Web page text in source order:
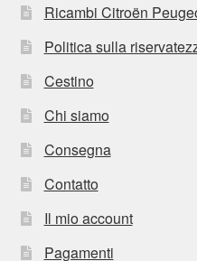
Ricambi Citroën
Politica sulla
Cestino
Chi siamo
Consegna
Contatto
Il mio account
Pagamenti